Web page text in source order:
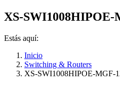
XS-SWI1008HIPOE-
Estás aquí:
Inicio
Switching & Routers
XS-SWI1008HIPOE-MGF-